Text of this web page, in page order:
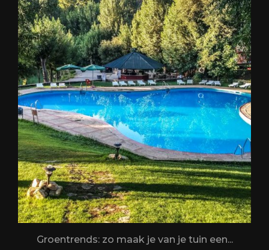
Groentrends: zo maak je van je tuin een...